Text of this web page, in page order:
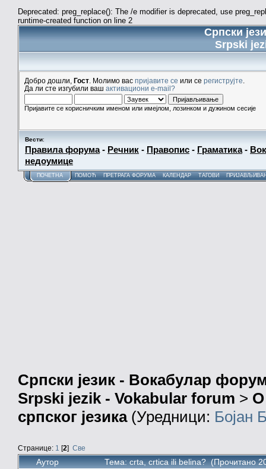
Deprecated: preg_replace(): The /e modifier is deprecated, use
runtime-created function on line 2
Српски
Srpski
Добро дошли, Гост . Молимо вас пријавите се или се региструјте
Да ли сте изгубили ваш активациони e-mail?
Пријавите се корисничким именом или имејлом, лозинком и дужином сесије
Вести:
Правила форума- Речник - Правопис - Граматика-
недоумице
ПОЧЕТНА ПОМОЋ ПРЕТРАГА ФОРУМА КАЛЕНДАР ТАГОВИ
Српски језик - Вокабулар
Srpski jezik - Vokabular forum > О
српског језика(Уредници: Бојан
Странице: 1 [2] Све
Аутор Тема: crta, crtica ili belina? (Прочитано